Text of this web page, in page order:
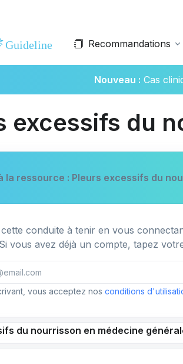
Recommandations
Nouveau : Cas
excessifs du
la ressource : Pleurs excessifs du
conduite à tenir en vous
vous avez déjà un compte, tapez
vous acceptez nos conditions
du nourrisson en médecine